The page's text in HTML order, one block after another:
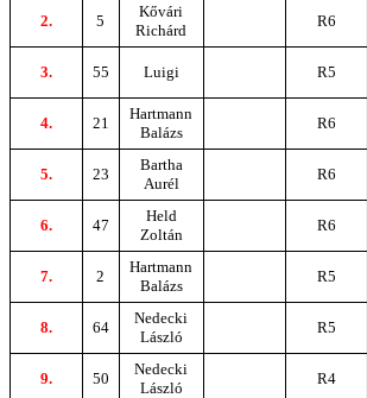
2. 5
Kővári
Richárd
R6
3. 55 Luigi R5
4. 21
Hartmann
Balázs
R6
5. 23
Bartha
Aurél
R6
6. 47
Held
Zoltán
R6
7. 2
Hartmann
Balázs
R5
8. 64
Nedecki
László
R5
9. 50
Nedecki
László
R4